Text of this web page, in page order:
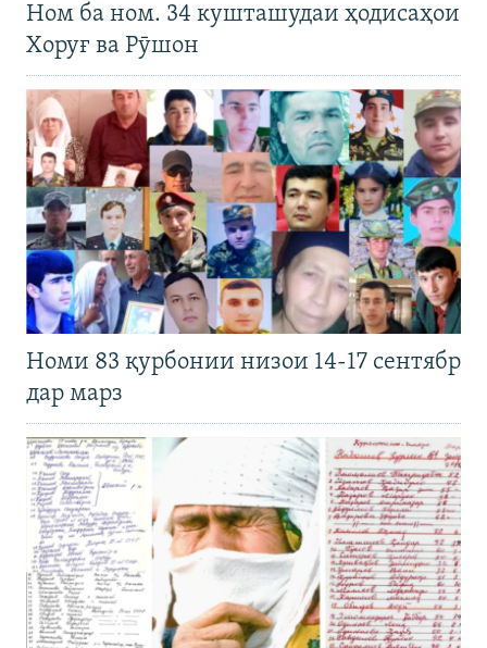
Ном ба ном. 34 кушташудаи ҳодисаҳои
Хоруғ ва Рӯшон
Номи 83 қурбонии низои 14-17 сентябр
дар марз